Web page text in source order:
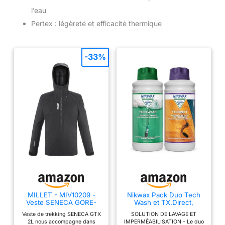
l’eau
Pertex : légèreté et efficacité thermique
MILLET - MIV10209 -
Veste SENECA GORE-
Imperméable - Coupe-
Veste de trekking SENECA GTX
2L nous accompagne dans
-33%
Nikwax Pack Duo Tech
Wash et TX.Direct,
Imperméabilisant
SOLUTION DE LAVAGE ET
IMPERMÉABILISATION - Le duo